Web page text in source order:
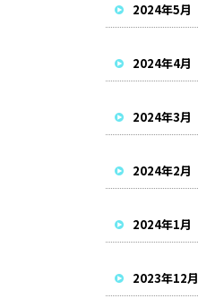
2024年5月
2024年4月
2024年3月
2024年2月
2024年1月
2023年12月